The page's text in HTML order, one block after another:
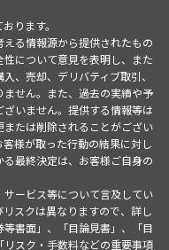
ります。
る情報源から提供されたもの
について意見を表明し、また
、売却、デリバティブ取引、
せん。また、過去の実績や予
いません。提供する情報等は
たは削除されることがござい
様が取った行動の結果に対し
最終決定は、お客様ご自身の
ービス等について言及してい
スクは異なりますので、詳し
書面」、「目論見書」、「目
リスク・手数料などの重要事項